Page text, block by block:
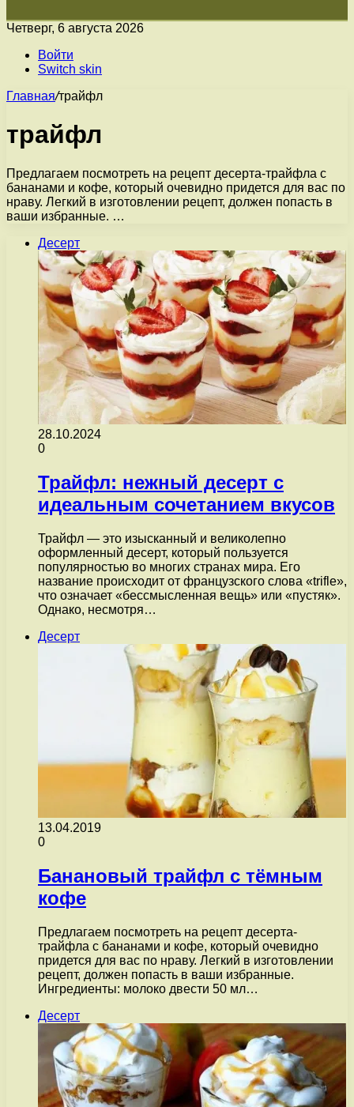
Четверг, 6 августа 2026
Войти
Switch skin
Главная/трайфл
трайфл
Предлагаем посмотреть на рецепт десерта-трайфла с
бананами и кофе, который очевидно придется для вас по
нраву. Легкий в изготовлении рецепт, должен попасть в
ваши избранные. …
Десерт
28.10.2024
0
Трайфл: нежный десерт с
идеальным сочетанием вкусов
Трайфл — это изысканный и великолепно
оформленный десерт, который пользуется
популярностью во многих странах мира. Его
название происходит от французского слова «trifle»,
что означает «бессмысленная вещь» или «пустяк».
Однако, несмотря…
Десерт
13.04.2019
0
Банановый трайфл с тёмным
кофе
Предлагаем посмотреть на рецепт десерта-
трайфла с бананами и кофе, который очевидно
придется для вас по нраву. Легкий в изготовлении
рецепт, должен попасть в ваши избранные.
Ингредиенты: молоко двести 50 мл…
Десерт